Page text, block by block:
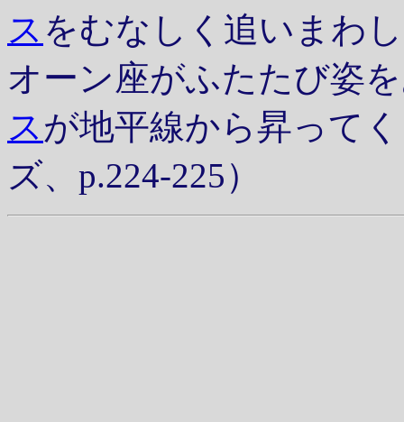
ス をむなしく追いまわ
オーン座がふたたび姿
スが地平線から昇って
ズ、p.224-225）